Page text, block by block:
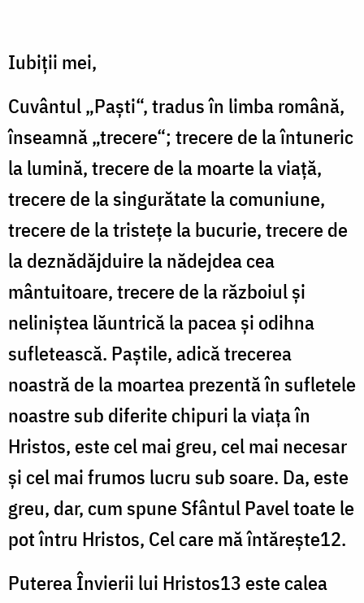
Iubiții mei,
Cuvântul „Paști“, tradus în limba română,
înseamnă „trecere“; trecere de la întuneric
la lumină, trecere de la moarte la viață,
trecere de la singurătate la comuniune,
trecere de la tristețe la bucurie, trecere de
la deznădăjduire la nădejdea cea
mântuitoare, trecere de la războiul și
neliniștea lăuntrică la pacea și odihna
sufletească. Paștile, adică trecerea
noastră de la moartea prezentă în sufletele
noastre sub diferite chipuri la viața în
Hristos, este cel mai greu, cel mai necesar
și cel mai frumos lucru sub soare. Da, este
greu, dar, cum spune Sfântul Pavel toate le
pot întru Hristos, Cel care mă întărește12.
Puterea Învierii lui Hristos13 este calea